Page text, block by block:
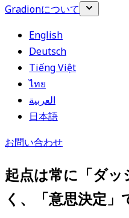
Gradionについて
English
Deutsch
Tiếng Việt
ไทย
العربية
日本語
お問い合わせ
起点は常に「ダ
く、「意思決定」